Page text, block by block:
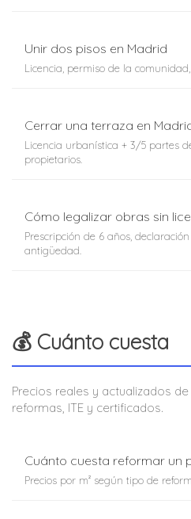
Unir dos pisos en Madrid
Licencia, permiso de la
Cerrar una terraza en
Licencia urbanística + 3/5 partes
propietarios.
Cómo legalizar obras sin
Prescripción de 6 años,
antigüedad.
💰 Cuánto cuesta
Precios reales y actualizados
reformas, ITE y certificados.
Cuánto cuesta reformar un
Precios por m² según tipo de